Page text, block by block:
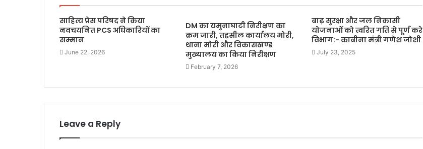
साहित्य प्रेस परिषद ने किया
नवचयनित PCS अधिकारियों का
सम्मान
June 22, 2026
DM का यमुनाघाटी निरीक्षण का
क्रम जारी, तहसील कार्यालय मोरी,
थाना मोरी और विकासखण्ड
मुख्यालय का किया निरीक्षण
February 7, 2026
बाढ़ सुरक्षा और जल निकासी
योजनाओं को त्वरित गति से पूर्ण करे
विभाग:- काबीना मंत्री गणेश जोशी
July 23, 2025
Leave a Reply